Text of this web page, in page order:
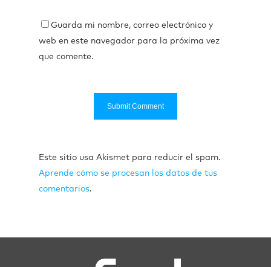
Guarda mi nombre, correo electrónico y
web en este navegador para la próxima vez
que comente.
Este sitio usa Akismet para reducir el spam.
Aprende cómo se procesan los datos de tus
comentarios.